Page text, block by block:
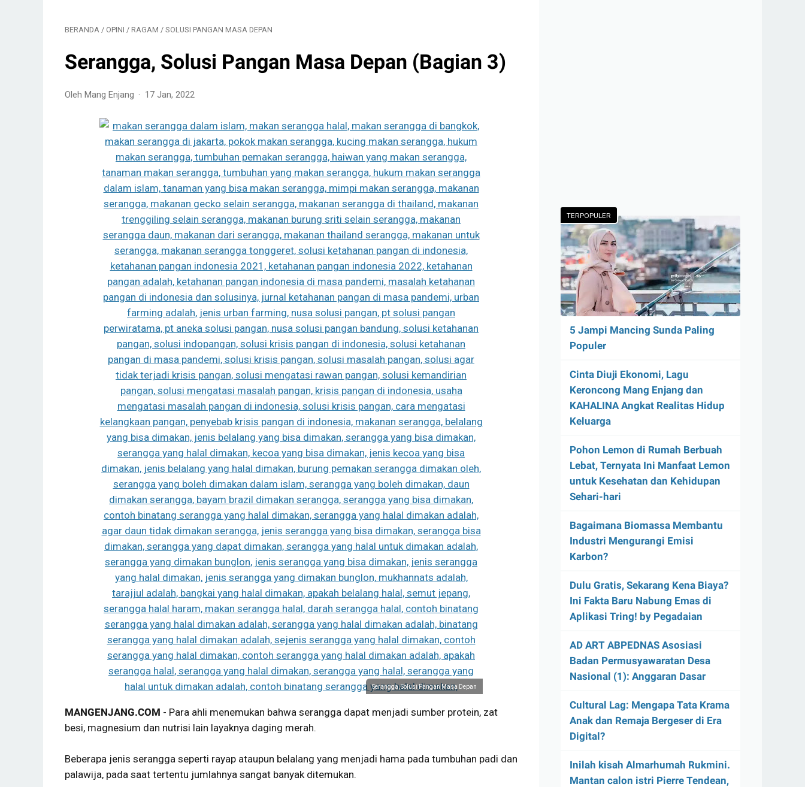
BERANDA / OPINI / RAGAM / SOLUSI PANGAN MASA DEPAN
Serangga, Solusi Pangan Masa Depan (Bagian 3)
Oleh Mang Enjang 17 Jan, 2022
Serangga, Solusi Pangan Masa Depan
MANGENJANG.COM - Para ahli menemukan bahwa serangga dapat menjadi sumber protein, zat
besi, magnesium dan nutrisi lain layaknya daging merah.
Beberapa jenis serangga seperti rayap ataupun belalang yang menjadi hama pada tumbuhan padi dan
palawija, pada saat tertentu jumlahnya sangat banyak ditemukan.
TERPOPULER
5 Jampi Mancing Sunda Paling
Populer
Cinta Diuji Ekonomi, Lagu
Keroncong Mang Enjang dan
KAHALINA Angkat Realitas Hidup
Keluarga
Pohon Lemon di Rumah Berbuah
Lebat, Ternyata Ini Manfaat Lemon
untuk Kesehatan dan Kehidupan
Sehari-hari
Bagaimana Biomassa Membantu
Industri Mengurangi Emisi
Karbon?
Dulu Gratis, Sekarang Kena Biaya?
Ini Fakta Baru Nabung Emas di
Aplikasi Tring! by Pegadaian
AD ART ABPEDNAS Asosiasi
Badan Permusyawaratan Desa
Nasional (1): Anggaran Dasar
Cultural Lag: Mengapa Tata Krama
Anak dan Remaja Bergeser di Era
Digital?
Inilah kisah Almarhumah Rukmini.
Mantan calon istri Pierre Tendean,